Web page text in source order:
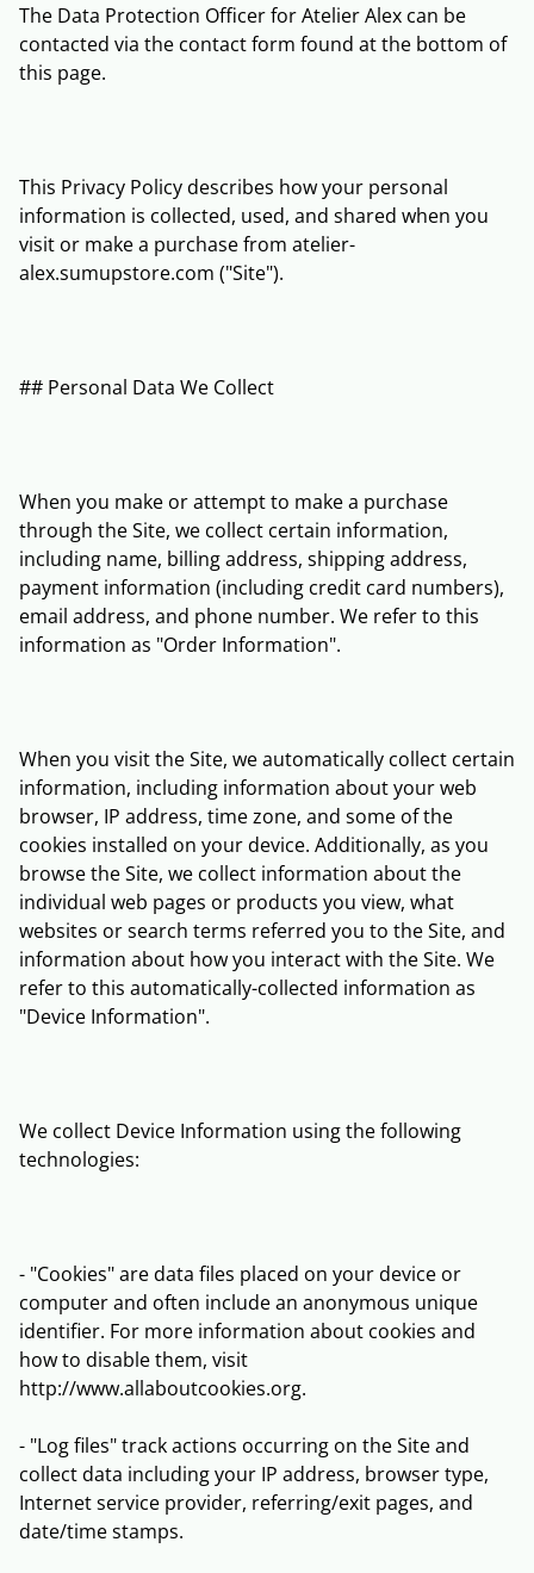
The Data Protection Officer for Atelier Alex can be
contacted via the contact form found at the bottom of
this page.
This Privacy Policy describes how your personal
information is collected, used, and shared when you
visit or make a purchase from atelier-
alex.sumupstore.com ("Site").
## Personal Data We Collect
When you make or attempt to make a purchase
through the Site, we collect certain information,
including name, billing address, shipping address,
payment information (including credit card numbers),
email address, and phone number. We refer to this
information as "Order Information".
When you visit the Site, we automatically collect certain
information, including information about your web
browser, IP address, time zone, and some of the
cookies installed on your device. Additionally, as you
browse the Site, we collect information about the
individual web pages or products you view, what
websites or search terms referred you to the Site, and
information about how you interact with the Site. We
refer to this automatically-collected information as
"Device Information".
We collect Device Information using the following
technologies:
- "Cookies" are data files placed on your device or
computer and often include an anonymous unique
identifier. For more information about cookies and
how to disable them, visit
http://www.allaboutcookies.org.
- "Log files" track actions occurring on the Site and
collect data including your IP address, browser type,
Internet service provider, referring/exit pages, and
date/time stamps.